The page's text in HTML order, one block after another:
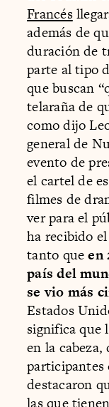
Francés
además de
duración de
parte al tipo
que buscan
telaraña de
como dijo
general de
evento de
el cartel de
filmes de
ver para el
ha recibido
tanto queen
país del
se vio más
Estados
significa que
en la
participantes
destacaron
las que